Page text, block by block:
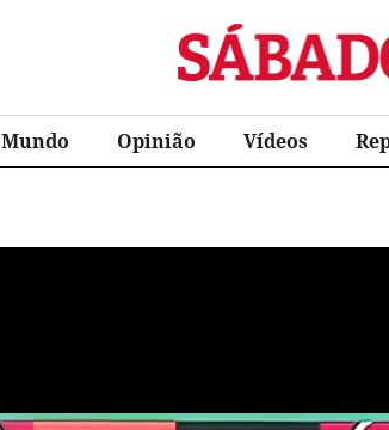
Sábado
Mundo Opinião Vídeos